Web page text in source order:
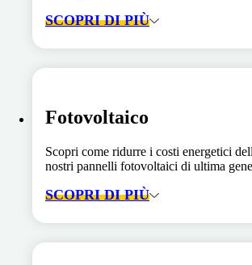
SCOPRI DI PIÙ
Fotovoltaico
Scopri come ridurre i costi energetici
nostri pannelli fotovoltaici di ultima
SCOPRI DI PIÙ